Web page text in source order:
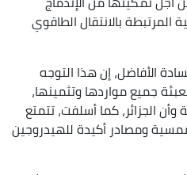
بالانتقال الطاقوي
الأفاضل، إن هذا التوجه
جميع مواردها وتثمينها،
الجزائر، كما أسلفت، تتمتع
ومصادر أكيدة للهيدروجين